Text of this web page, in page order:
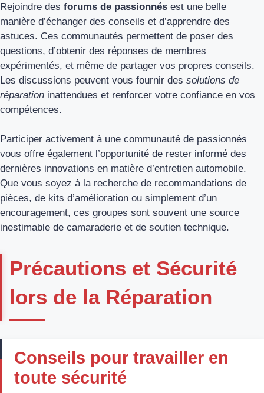
Rejoindre des forums de passionnés est une belle
manière d’échanger des conseils et d’apprendre des
astuces. Ces communautés permettent de poser des
questions, d’obtenir des réponses de membres
expérimentés, et même de partager vos propres conseils.
Les discussions peuvent vous fournir des solutions de
réparation inattendues et renforcer votre confiance en vos
compétences.
Participer activement à une communauté de passionnés
vous offre également l’opportunité de rester informé des
dernières innovations en matière d’entretien automobile.
Que vous soyez à la recherche de recommandations de
pièces, de kits d’amélioration ou simplement d’un
encouragement, ces groupes sont souvent une source
inestimable de camaraderie et de soutien technique.
Précautions et Sécurité
lors de la Réparation
Conseils pour travailler en
toute sécurité